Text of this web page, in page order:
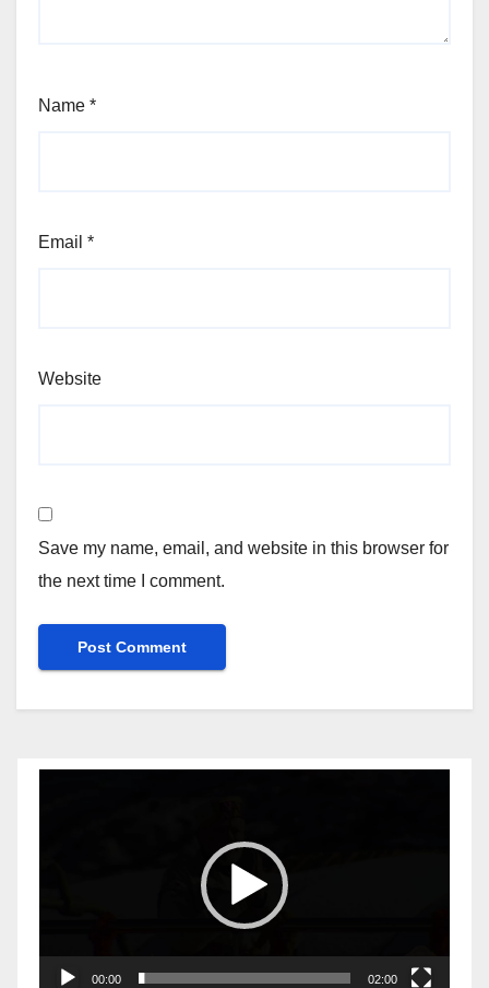
Name *
Email *
Website
Save my name, email, and website in this browser for
the next time I comment.
00:00 02:00